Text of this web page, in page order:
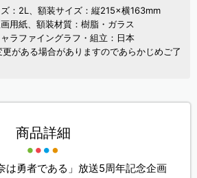
：2L、額装サイズ：縦215×横163mm
用紙、額装材質：樹脂・ガラス
ラファイングラフ・組立：日本
がある場合がありますのであらかじめご了
商品詳細
は勇者である」放送5周年記念企画